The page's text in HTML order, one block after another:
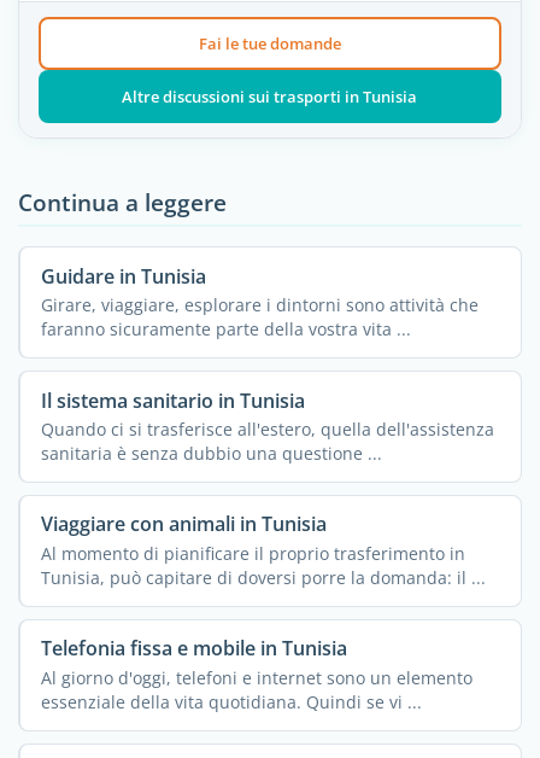
Fai le tue domande
Altre discussioni sui trasporti in Tunisia
Continua a leggere
Guidare in Tunisia
Girare, viaggiare, esplorare i dintorni sono attività che
faranno sicuramente parte della vostra vita ...
Il sistema sanitario in Tunisia
Quando ci si trasferisce all'estero, quella dell'assistenza
sanitaria è senza dubbio una questione ...
Viaggiare con animali in Tunisia
Al momento di pianificare il proprio trasferimento in
Tunisia, può capitare di doversi porre la domanda: il ...
Telefonia fissa e mobile in Tunisia
Al giorno d'oggi, telefoni e internet sono un elemento
essenziale della vita quotidiana. Quindi se vi ...